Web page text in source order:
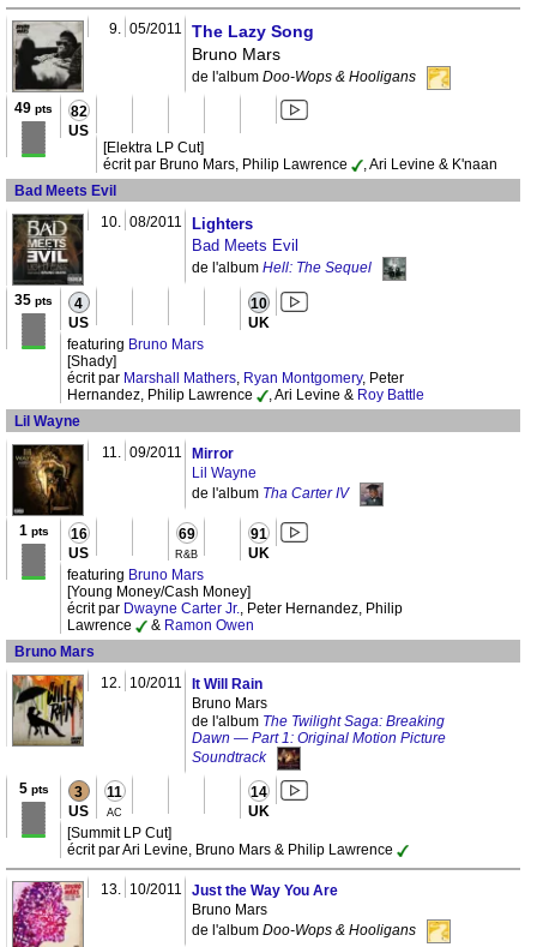
9. 05/2011
The Lazy Song
Bruno Mars
de l'album Doo-Wops & Hooligans
49 pts 82
US
[Elektra LP Cut]
écrit par Bruno Mars, Philip Lawrence
, Ari Levine & K'naan
Bad Meets Evil
10. 08/2011
Lighters
Bad Meets Evil
de l'album Hell: The Sequel
35 pts 4
US
10
UK
featuring Bruno Mars
[Shady]
écrit par Marshall Mathers, Ryan Montgomery, Peter
Hernandez, Philip Lawrence
, Ari Levine & Roy Battle
Lil Wayne
11. 09/2011
Mirror
Lil Wayne
de l'album Tha Carter IV
1 pts 16
US
69
R&B
91
UK
featuring Bruno Mars
[Young Money/Cash Money]
écrit par Dwayne Carter Jr., Peter Hernandez, Philip
Lawrence
& Ramon Owen
Bruno Mars
12. 10/2011
It Will Rain
Bruno Mars
de l'album The Twilight Saga: Breaking
Dawn — Part 1: Original Motion Picture
Soundtrack
5pts 3
US
11
AC
14
UK
[Summit LP Cut]
écrit par Ari Levine, Bruno Mars & Philip Lawrence
13. 10/2011
Just the Way You Are
Bruno Mars
de l'album Doo-Wops & Hooligans